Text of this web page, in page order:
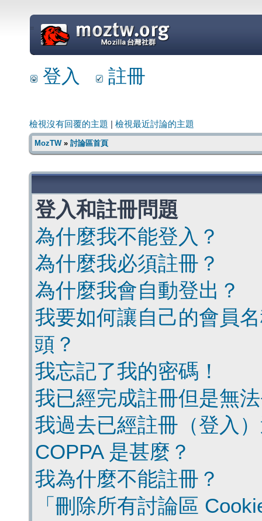
=
登入 註冊
檢視沒有回覆的主題 檢視最近討論的主題
MozTW» 討論區首頁
登入和註冊問題
為什麼我不能登入？
為什麼我必須註冊？
為什麼我會自動登出？
我要如何讓自己的會員
頭？
我忘記了我的密碼！
我已經完成註冊但是無
我過去已經註冊（登入
COPPA 是甚麼？
我為什麼不能註冊？
「刪除所有討論區